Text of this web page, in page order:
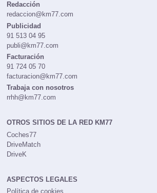
Redacción
redaccion@km77.com
Publicidad
91 513 04 95
publi@km77.com
Facturación
91 724 05 70
facturacion@km77.com
Trabaja con nosotros
rrhh@km77.com
OTROS SITIOS DE LA RED KM77
Coches77
DriveMatch
DriveK
ASPECTOS LEGALES
Política de cookies